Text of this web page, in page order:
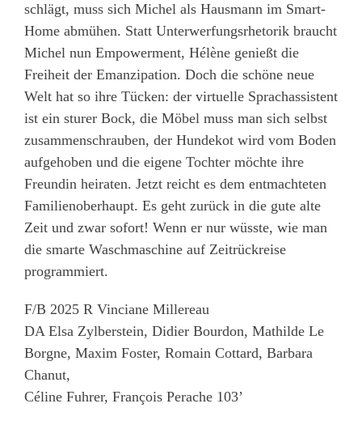
schlägt, muss sich Michel als Hausmann im Smart-
Home abmühen. Statt Unterwerfungsrhetorik braucht
Michel nun Empowerment, Hélène genießt die
Freiheit der Emanzipation. Doch die schöne neue
Welt hat so ihre Tücken: der virtuelle Sprachassistent
ist ein sturer Bock, die Möbel muss man sich selbst
zusammenschrauben, der Hundekot wird vom Boden
aufgehoben und die eigene Tochter möchte ihre
Freundin heiraten. Jetzt reicht es dem entmachteten
Familienoberhaupt. Es geht zurück in die gute alte
Zeit und zwar sofort! Wenn er nur wüsste, wie man
die smarte Waschmaschine auf Zeitrückreise
programmiert.
F/B 2025 R Vinciane Millereau
DA Elsa Zylberstein, Didier Bourdon, Mathilde Le
Borgne, Maxim Foster, Romain Cottard, Barbara
Chanut,
Céline Fuhrer, François Perache 103’